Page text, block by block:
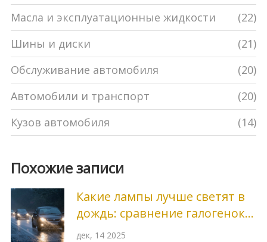
Масла и эксплуатационные жидкости
(22)
Шины и диски
(21)
Обслуживание автомобиля
(20)
Автомобили и транспорт
(20)
Кузов автомобиля
(14)
Похожие записи
Какие лампы лучше светят в
дождь: сравнение галогенок,
ксенонов и светодиодов
дек, 14 2025